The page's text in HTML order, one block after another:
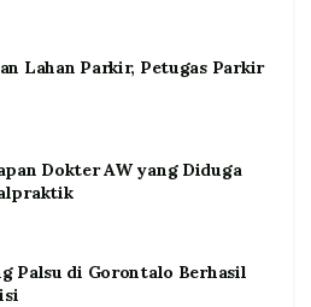
Lahan Parkir, Petugas Parkir
Dokter AW yang Diduga
Palsu di Gorontalo Berhasil